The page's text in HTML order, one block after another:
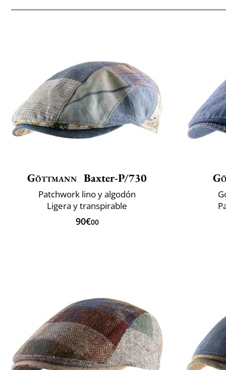
Göttmann Baxter-P/730
Patchwork lino y algodón
Ligera y transpirable
90€00